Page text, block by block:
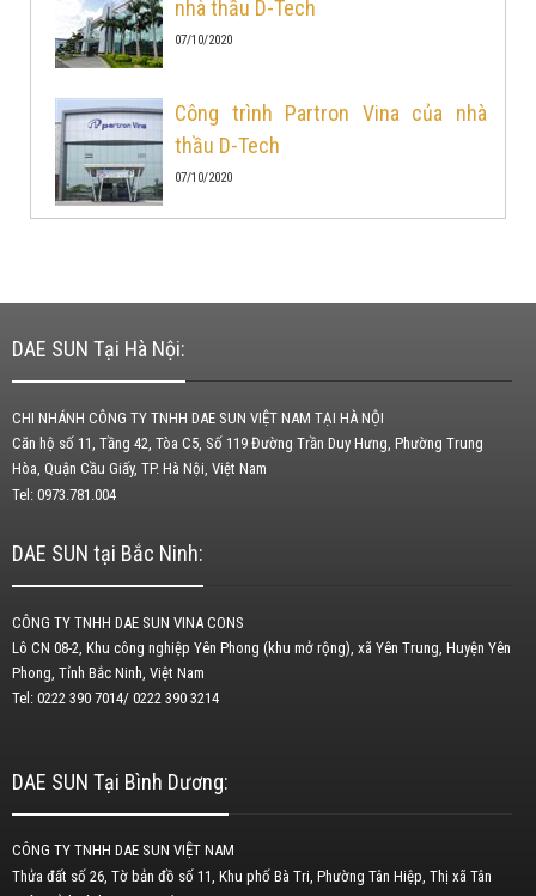
nhà thầu D-Tech
07/10/2020
Công trình Partron Vina của nhà
thầu D-Tech
07/10/2020
DAE SUN Tại Hà Nội:
CHI NHÁNH CÔNG TY TNHH DAE SUN VIỆT NAM TẠI HÀ NỘI
Căn hộ số 11, Tầng 42, Tòa C5, Số 119 Đường Trần Duy Hưng, Phường Trung
Hòa, Quận Cầu Giấy, TP. Hà Nội, Việt Nam
Tel: 0973.781.004
DAE SUN tại Bắc Ninh:
CÔNG TY TNHH DAE SUN VINA CONS
Lô CN 08-2, Khu công nghiệp Yên Phong (khu mở rộng), xã Yên Trung, Huyện Yên
Phong, Tỉnh Bắc Ninh, Việt Nam
Tel: 0222 390 7014/ 0222 390 3214
DAE SUN Tại Bình Dương:
CÔNG TY TNHH DAE SUN VIỆT NAM
Thửa đất số 26, Tờ bản đồ số 11, Khu phố Bà Tri, Phường Tân Hiệp, Thị xã Tân